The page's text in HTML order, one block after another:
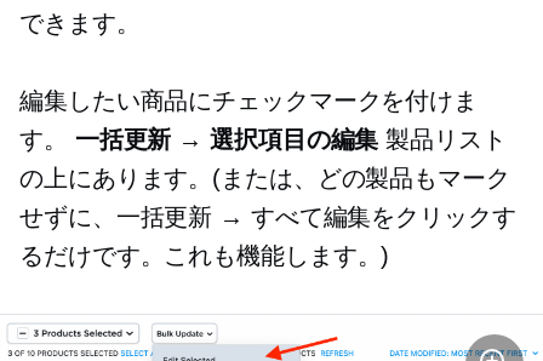
できます。
編集したい商品にチェックマークを付けま
す。 一括更新 → 選択項目の編集 製品リスト
の上にあります。(または、どの製品もマーク
せずに、一括更新 → すべて編集をクリックす
るだけです。これも機能します。)